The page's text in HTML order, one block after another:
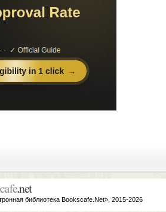
библиотека Bookscafe.Net», 2015-2026